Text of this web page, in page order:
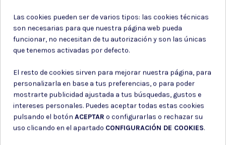
Puede darse de baja en cualquier momento. Para ello, consulte nuestra
información de contacto en el aviso legal.
Consiento el uso de mis datos para los fines indicados en la
Política de privacidad
Consiento el uso de mis datos personales para recibir publicidad
Las cookies pueden ser de varios tipos: las cookies técnicas
son necesarias para que nuestra página web pueda
funcionar, no necesitan de tu autorización y son las únicas
que tenemos activadas por defecto.
El resto de cookies sirven para mejorar nuestra página, para
personalizarla en base a tus preferencias, o para poder
mostrarte publicidad ajustada a tus búsquedas, gustos e
intereses personales. Puedes aceptar todas estas cookies
pulsando el botón ACEPTAR o configurarlas o rechazar su
uso clicando en el apartado CONFIGURACIÓN DE COOKIES.